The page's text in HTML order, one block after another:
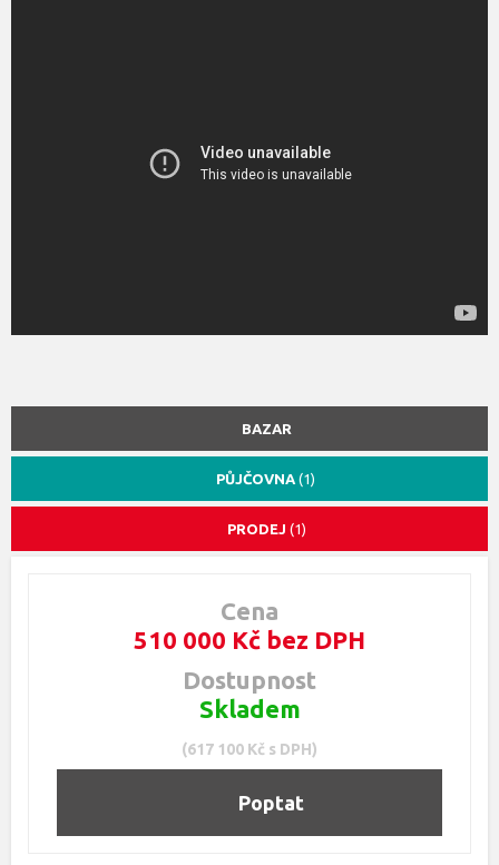
BAZAR
PŮJČOVNA (1)
PRODEJ (1)
Cena
510 000 Kč bez DPH
Dostupnost
Skladem
(617 100 Kč s DPH)
Poptat